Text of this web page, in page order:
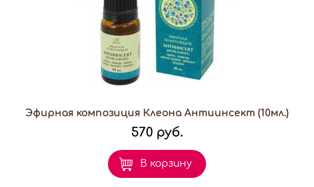
Эфирная композиция Клеона Антиинсект (10мл.)
570 руб.
В корзину